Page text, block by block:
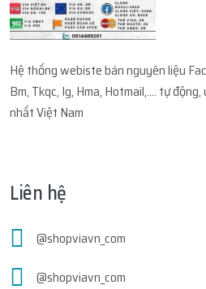
Hệ thống webiste bán nguyên liệu
Bm, Tkqc, Ig, Hma, Hotmail,.... tự
nhất Việt Nam
Liên hệ
@shopviavn_com
@shopviavn_com